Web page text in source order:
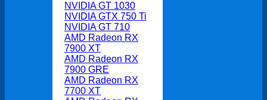
NVIDIA GT 1030
NVIDIA GTX 750 Ti
NVIDIA GT 710
AMD Radeon RX
7900 XT
AMD Radeon RX
7900 GRE
AMD Radeon RX
7700 XT